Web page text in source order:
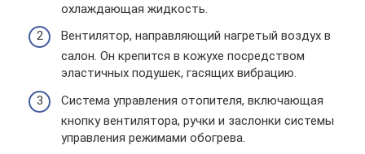
охлаждающая жидкость.
Вентилятор, направляющий нагретый воздух в
салон. Он крепится в кожухе посредством
эластичных подушек, гасящих вибрацию.
Система управления отопителя, включающая
кнопку вентилятора, ручки и заслонки системы
управления режимами обогрева.